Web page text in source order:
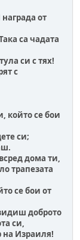
от
са чадата
си с тях!
с
който се бои
си;
дома ти,
трапезата
се бои от
доброто
си,
Израиля!